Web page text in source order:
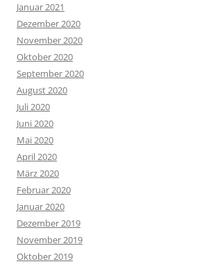
Januar 2021
Dezember 2020
November 2020
Oktober 2020
September 2020
August 2020
Juli 2020
Juni 2020
Mai 2020
April 2020
März 2020
Februar 2020
Januar 2020
Dezember 2019
November 2019
Oktober 2019